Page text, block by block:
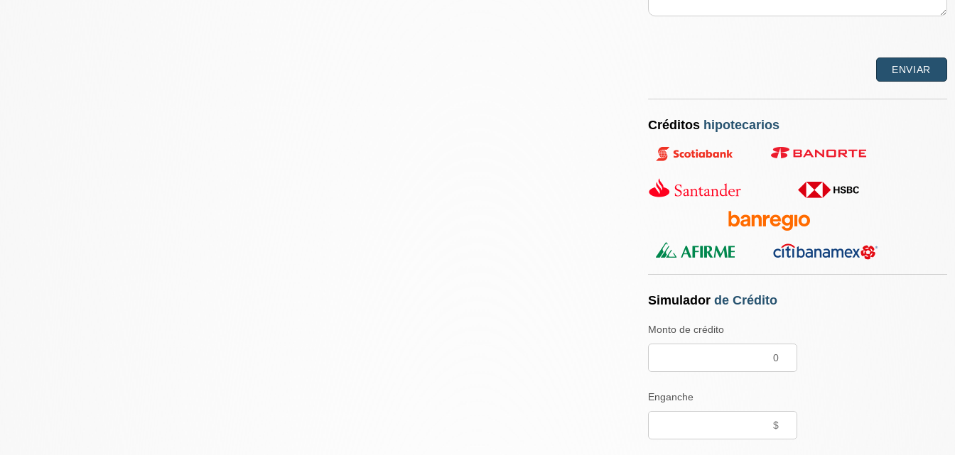
Créditoshipotecarios
Simuladorde Crédito
Monto de crédito
Enganche